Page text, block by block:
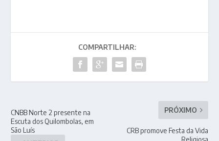
COMPARTILHAR:
CNBB Norte 2 presente na
Escuta dos Quilombolas, em
São Luís
PRÓXIMO
CRB promove Festa da Vida